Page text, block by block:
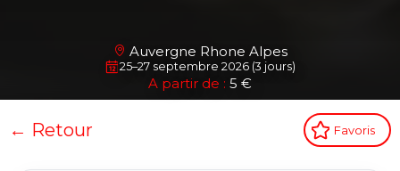
Auvergne Rhone Alpes
25–27 septembre 2026 (3 jours)
A partir de : 5 €
← Retour Favoris